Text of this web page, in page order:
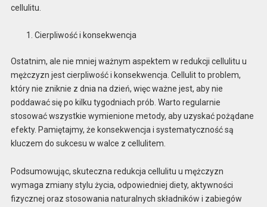
cellulitu.
Cierpliwość i konsekwencja
Ostatnim, ale nie mniej ważnym aspektem w redukcji cellulitu u
mężczyzn jest cierpliwość i konsekwencja. Cellulit to problem,
który nie zniknie z dnia na dzień, więc ważne jest, aby nie
poddawać się po kilku tygodniach prób. Warto regularnie
stosować wszystkie wymienione metody, aby uzyskać pożądane
efekty. Pamiętajmy, że konsekwencja i systematyczność są
kluczem do sukcesu w walce z cellulitem.
Podsumowując, skuteczna redukcja cellulitu u mężczyzn
wymaga zmiany stylu życia, odpowiedniej diety, aktywności
fizycznej oraz stosowania naturalnych składników i zabiegów